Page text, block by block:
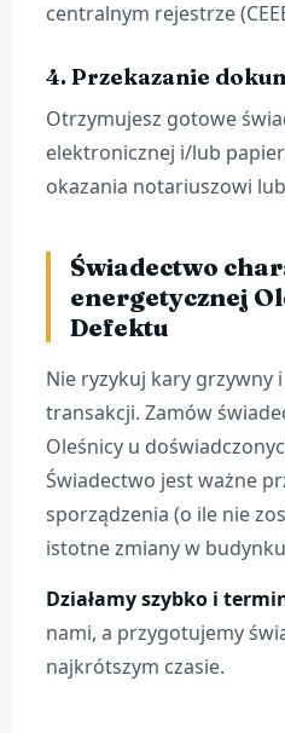
centralnym rejestrze
4. Przekazanie
Otrzymujesz gotowe
elektronicznej i/lub
okazania notariuszowi
Świadectwo
energetycznej
Defektu
Nie ryzykuj kary grzywny
transakcji. Zamów
Oleśnicy u
Świadectwo jest ważne
sporządzenia (o ile nie
istotne zmiany w
Działamy szybko i
nami, a przygotujemy
najkrótszym czasie.